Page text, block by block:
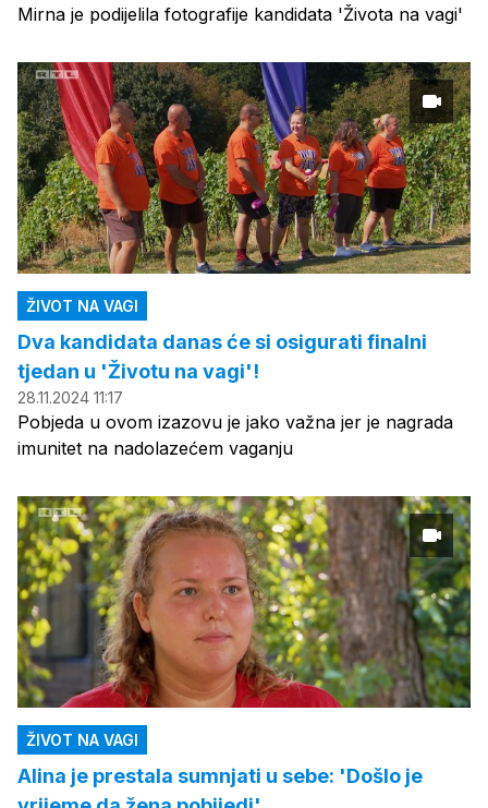
Mirna je podijelila fotografije kandidata 'Života na vagi'
ŽIVOT NA VAGI
Dva kandidata danas će si osigurati finalni
tjedan u 'Životu na vagi'!
28.11.2024 11:17
Pobjeda u ovom izazovu je jako važna jer je nagrada
imunitet na nadolazećem vaganju
ŽIVOT NA VAGI
Alina je prestala sumnjati u sebe: 'Došlo je